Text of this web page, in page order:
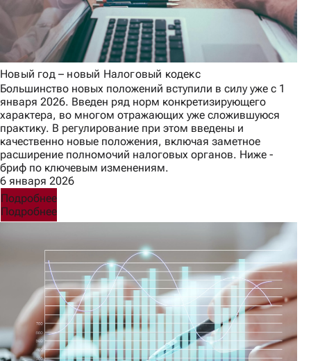
Новый год – новый Налоговый кодекс
Большинство новых положений вступили в силу уже с 1
января 2026. Введен ряд норм конкретизирующего
характера, во многом отражающих уже сложившуюся
практику. В регулирование при этом введены и
качественно новые положения, включая заметное
расширение полномочий налоговых органов. Ниже -
бриф по ключевым изменениям.
6 января 2026
Подробнее
Подробнее